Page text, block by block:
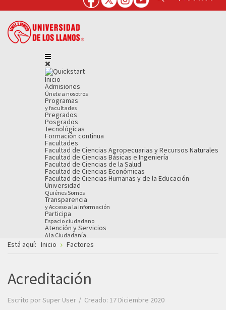
Inicio
Admisiones
Únete a nosotros
Programas
y facultades
Pregrados
Posgrados
Tecnológicas
Formación continua
Facultades
Facultad de Ciencias Agropecuarias y Recursos Naturales
Facultad de Ciencias Básicas e Ingeniería
Facultad de Ciencias de la Salud
Facultad de Ciencias Económicas
Facultad de Ciencias Humanas y de la Educación
Universidad
Quiénes Somos
Transparencia
y Acceso a la información
Participa
Espacio ciudadano
Atención y Servicios
A la Ciudadanía
Está aquí: Inicio Factores
Acreditación
Escrito porSuper User Creado: 17 Diciembre 2020